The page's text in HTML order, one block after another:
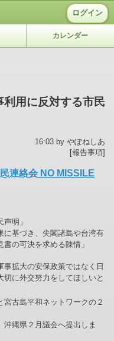
ログイン
カレンダー
用に反対する市民
16:03 by やぽねしあ
[報告事項]
連絡会 NO MISSILE
明」
に基づき、尖閣諸島や台湾有
の可決を求める陳情」
事拡大の安保政策ではなく日
に外交努力をしてほしいと
宮古島平和ネットワークの２
縄県２月議会へ提出しま